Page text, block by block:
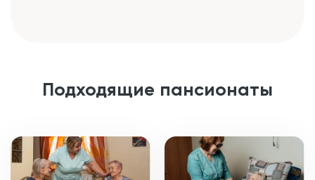
Подходящие пансионаты